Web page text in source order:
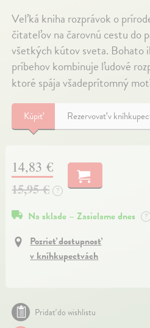
Veľká kniha rozprávok o
čitateľov na čarovnú cestu do
všetkých kútov sveta. Bohato
príbehov kombinuje ľudové
ktoré spája všadeprítomný
Kúpiť Rezervovať v
14,83 €
15,95 €
?
Na sklade – Zasielame dnes ?
Pozrieť dostupnosť
v kníhkupectvách
Pridať do wishlistu